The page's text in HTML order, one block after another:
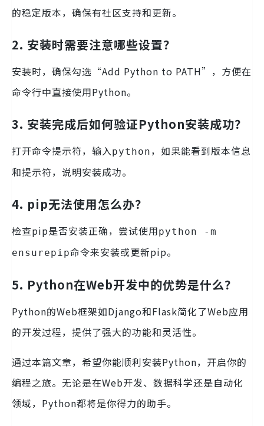
的稳定版本，确保有社区支持和更新。
2. 安装时需要注意哪些设置？
安装时，确保勾选“Add Python to PATH”，方便在
命令行中直接使用Python。
3. 安装完成后如何验证Python安装成功？
打开命令提示符，输入python ，如果能看到版本信息
和提示符，说明安装成功。
4. pip无法使用怎么办？
检查pip是否安装正确，尝试使用python -m
ensurepip命令来安装或更新pip。
5. Python在Web开发中的优势是什么？
Python的Web框架如Django和Flask简化了Web应用
的开发过程，提供了强大的功能和灵活性。
通过本篇文章，希望你能顺利安装Python，开启你的
编程之旅。无论是在Web开发、数据科学还是自动化
领域，Python都将是你得力的助手。